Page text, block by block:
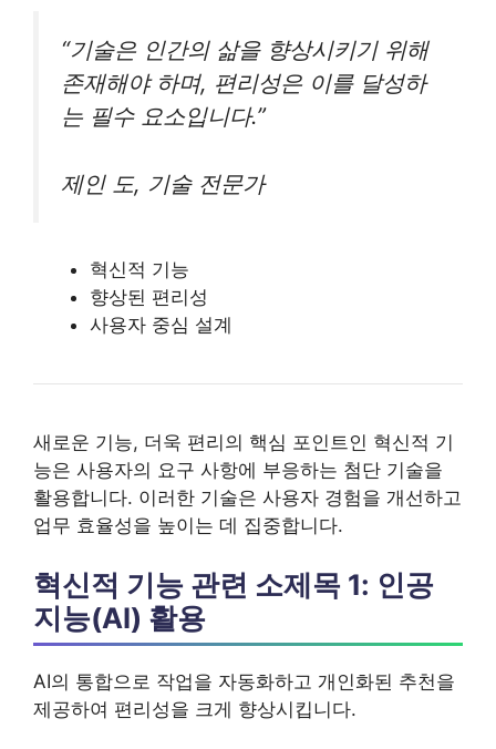
“기술은 인간의 삶을 향상시키기 위해
존재해야 하며, 편리성은 이를 달성하
는 필수 요소입니다.”
제인 도, 기술 전문가
혁신적 기능
향상된 편리성
사용자 중심 설계
새로운 기능, 더욱 편리의 핵심 포인트인 혁신적 기
능은 사용자의 요구 사항에 부응하는 첨단 기술을
활용합니다. 이러한 기술은 사용자 경험을 개선하고
업무 효율성을 높이는 데 집중합니다.
혁신적 기능 관련 소제목 1: 인공
지능(AI) 활용
AI의 통합으로 작업을 자동화하고 개인화된 추천을
제공하여 편리성을 크게 향상시킵니다.